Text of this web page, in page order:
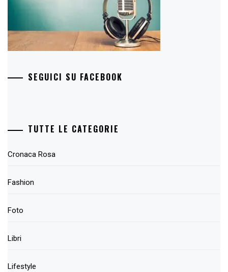
SEGUICI SU FACEBOOK
TUTTE LE CATEGORIE
Cronaca Rosa
Fashion
Foto
Libri
Lifestyle